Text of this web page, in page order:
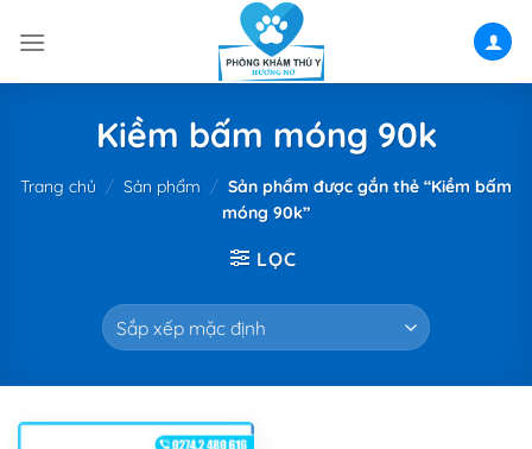
Kiềm bấm móng 90k
Trang chủ / Sản phẩm / Sản phẩm được gắn thẻ “Kiềm bấm
móng 90k”
LỌC